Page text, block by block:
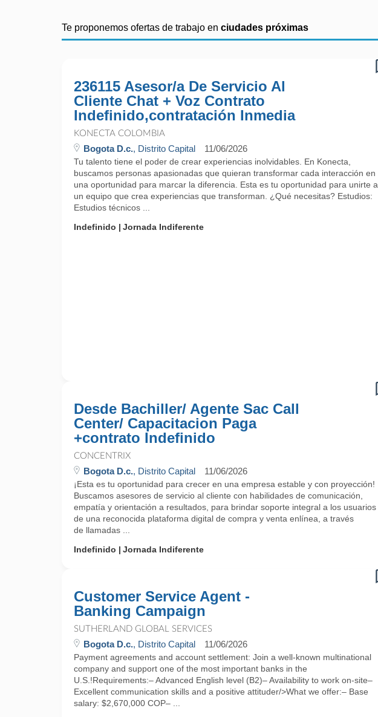
Te proponemos ofertas de trabajo en ciudades próximas
236115 Asesor/a De Servicio Al
Cliente Chat + Voz Contrato
Indefinido,contratación Inmedia
KONECTA COLOMBIA
Bogota D.c., Distrito Capital 11/06/2026
Tu talento tiene el poder de crear experiencias inolvidables. En Konecta,
buscamos personas apasionadas que quieran transformar cada interacción en
una oportunidad para marcar la diferencia. Esta es tu oportunidad para unirte a
un equipo que crea experiencias que transforman. ¿Qué necesitas? Estudios:
Estudios técnicos ...
Indefinido
Jornada Indiferente
Desde Bachiller/ Agente Sac Call
Center/ Capacitacion Paga
+contrato Indefinido
CONCENTRIX
Bogota D.c., Distrito Capital 11/06/2026
¡Esta es tu oportunidad para crecer en una empresa estable y con proyección!
Buscamos asesores de servicio al cliente con habilidades de comunicación,
empatía y orientación a resultados, para brindar soporte integral a los usuarios
de una reconocida plataforma digital de compra y venta enlínea, a través
de llamadas ...
Indefinido
Jornada Indiferente
Customer Service Agent -
Banking Campaign
SUTHERLAND GLOBAL SERVICES
Bogota D.c., Distrito Capital 11/06/2026
Payment agreements and account settlement: Join a well-known multinational
company and support one of the most important banks in the
U.S.!Requirements:– Advanced English level (B2)– Availability to work on-site–
Excellent communication skills and a positive attituder/>What we offer:– Base
salary: $2,670,000 COP– ...